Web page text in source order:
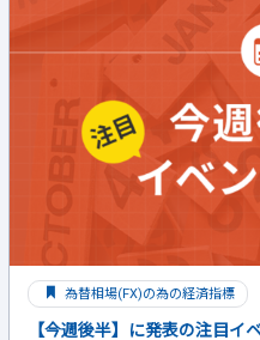
為替相場(FX)の為の経済指標
【今週後半】に発表の注目イ